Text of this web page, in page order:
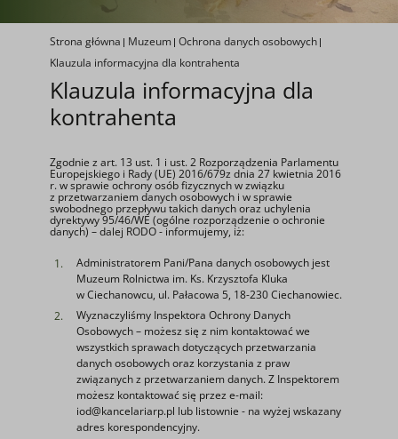
Strona główna Muzeum Ochrona danych osobowych
Klauzula informacyjna dla kontrahenta
Klauzula informacyjna dla
kontrahenta
Zgodnie z art. 13 ust. 1 i ust. 2 Rozporządzenia Parlamentu
Europejskiego i Rady (UE) 2016/679z dnia 27 kwietnia 2016
r. w sprawie ochrony osób fizycznych w związku
z przetwarzaniem danych osobowych i w sprawie
swobodnego przepływu takich danych oraz uchylenia
dyrektywy 95/46/WE (ogólne rozporządzenie o ochronie
danych) – dalej RODO - informujemy, iż:
Administratorem Pani/Pana danych osobowych jest
Muzeum Rolnictwa im. Ks. Krzysztofa Kluka
w Ciechanowcu, ul. Pałacowa 5, 18-230 Ciechanowiec.
Wyznaczyliśmy Inspektora Ochrony Danych
Osobowych – możesz się z nim kontaktować we
wszystkich sprawach dotyczących przetwarzania
danych osobowych oraz korzystania z praw
związanych z przetwarzaniem danych. Z Inspektorem
możesz kontaktować się przez e-mail:
iod@kancelariarp.pl lub listownie - na wyżej wskazany
adres korespondencyjny.